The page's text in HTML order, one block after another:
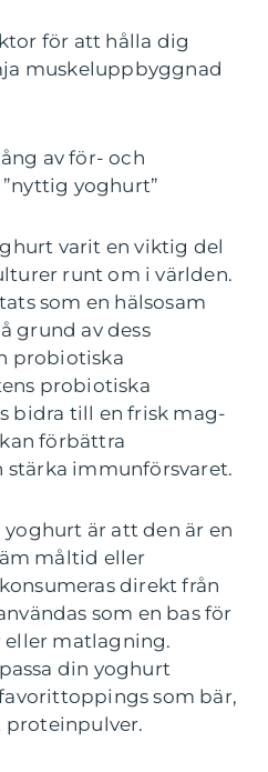
för att hålla dig
muskeluppbyggnad
av för- och
yoghurt”
varit en viktig del
runt om i världen.
som en hälsosam
grund av dess
probiotiska
probiotiska
bidra till en frisk mag-
förbättra
immunförsvaret.
är att den är en
måltid eller
direkt från
som en bas för
eller matlagning.
din yoghurt
som bär,
proteinpulver.